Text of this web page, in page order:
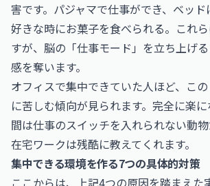
害です。パジャマで仕事ができ、ベッド
好きな時にお菓子を食べられる。これ
すが、脳の「仕事モード」を立ち上げ
感を奪います。
オフィスで集中できていた人ほど、この
に苦しむ傾向が見られます。完全に楽
間は仕事のスイッチを入れられない動物
在宅ワークは残酷に教えてくれます。
集中できる環境を作る7つの具体的対策
ここからは、上記4つの原因を踏まえた